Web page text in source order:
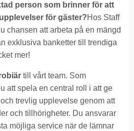
person som brinner för att
för gäster?Hos Staff
chansen att arbeta på en mängd
exklusiva banketter till trendiga
mer!
till vårt team. Som
att spela en central roll i att ge
trevlig upplevelse genom att
och tillhörigheter. Du ansvarar
möjliga service när de lämnar